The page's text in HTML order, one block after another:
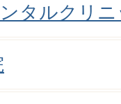
タルクリニ